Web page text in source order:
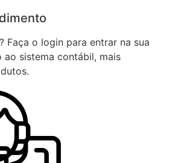
Faça o login para entrar na sua
ao sistema contábil, mais